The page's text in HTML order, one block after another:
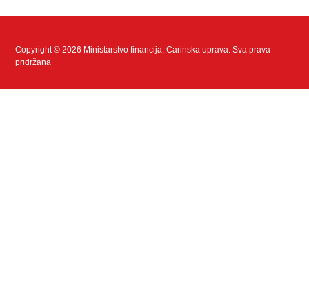
Copyright © 2026 Ministarstvo financija, Carinska uprava. Sva prava
pridržana